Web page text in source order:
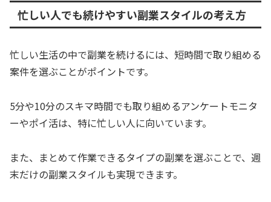
忙しい人でも続けやすい副業スタイルの考え方
忙しい生活の中で副業を続けるには、短時間で取り組める
案件を選ぶことがポイントです。
5分や10分のスキマ時間でも取り組めるアンケートモニタ
ーやポイ活は、特に忙しい人に向いています。
また、まとめて作業できるタイプの副業を選ぶことで、週
末だけの副業スタイルも実現できます。